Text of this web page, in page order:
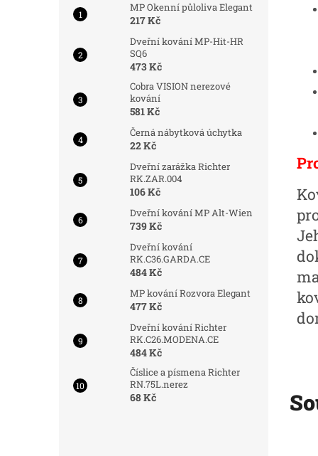
MP Okenní půloliva Elegant
217 Kč
Dveřní kování MP-Hit-HR
SQ6
473 Kč
Cobra VISION nerezové
kování
581 Kč
Černá nábytková úchytka
22 Kč
Dveřní zarážka Richter
RK.ZAR.004
106 Kč
Dveřní kování MP Alt-Wien
739 Kč
Dveřní kování
RK.C36.GARDA.CE
484 Kč
MP kování Rozvora Elegant
477 Kč
Dveřní kování Richter
RK.C26.MODENA.CE
484 Kč
Číslice a písmena Richter
RN.75L.nerez
68 Kč